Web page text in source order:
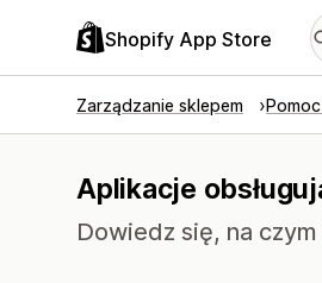
Shopify App Store
Zarządzanie sklepem
Aplikacje
Dowiedz się, na